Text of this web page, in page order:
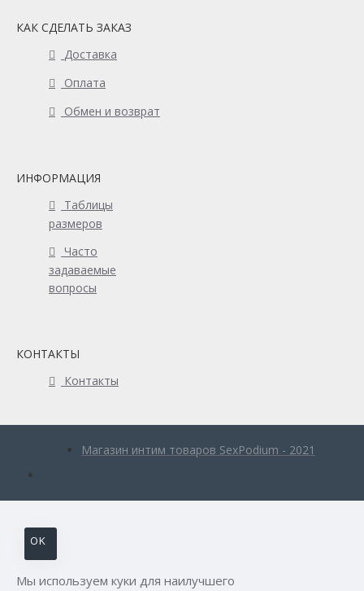
КАК СДЕЛАТЬ ЗАКАЗ
Доставка
Оплата
Обмен и возврат
ИНФОРМАЦИЯ
Таблицы
размеров
Часто
задаваемые
вопросы
КОНТАКТЫ
Контакты
Магазин интим товаров SexPodium - 2021
OK
Мы используем куки для наилучшего